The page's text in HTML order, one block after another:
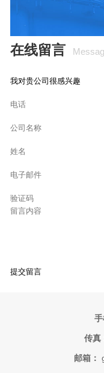
在线留言
手
传真
邮箱：